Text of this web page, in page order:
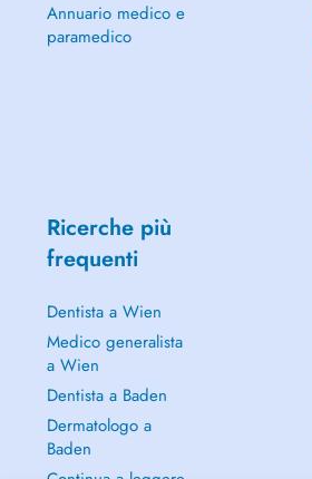
Annuario medico e
paramedico
Ricerche più
frequenti
Dentista a Wien
Medico generalista
a Wien
Dentista a Baden
Dermatologo a
Baden